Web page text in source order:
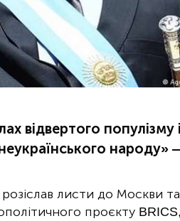
відвертого популізму і
народу»
листи до Москви та
проєкту BRICS,